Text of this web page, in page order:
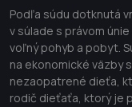
Podľa súdu dotknutá
v súlade s právom
voľný pohyb a pobyt.
na ekonomické väzby
nezaopatrené dieťa,
rodič dieťaťa, ktorý je